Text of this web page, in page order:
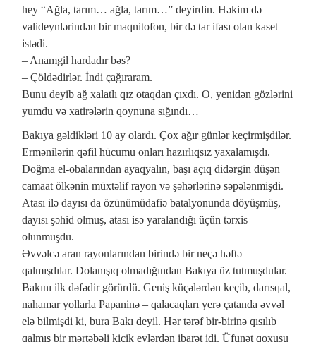
hey “Ağla, tarım… ağla, tarım…” deyirdin. Həkim də
valideynlərindən bir maqnitofon, bir də tar ifası olan kaset
istədi.
– Anamgil hardadır bəs?
– Çöldədirlər. İndi çağıraram.
Bunu deyib ağ xalatlı qız otaqdan çıxdı. O, yenidən gözlərini
yumdu və xatirələrin qoynuna sığındı…
Bakıya gəldikləri 10 ay olardı. Çox ağır günlər keçirmişdilər.
Ermənilərin qəfil hücumu onları hazırlıqsız yaxalamışdı.
Doğma el-obalarından ayaqyalın, başı açıq didərgin düşən
camaat ölkənin müxtəlif rayon və şəhərlərinə səpələnmişdi.
Atası ilə dayısı da özünümüdafiə batalyonunda döyüşmüş,
dayısı şəhid olmuş, atası isə yaralandığı üçün tərxis
olunmuşdu.
Əvvəlcə aran rayonlarından birində bir neçə həftə
qalmışdılar. Dolanışıq olmadığından Bakıya üz tutmuşdular.
Bakını ilk dəfədir görürdü. Geniş küçələrdən keçib, darısqal,
nahamar yollarla Papaninə – qalacaqları yerə çatanda əvvəl
elə bilmişdi ki, bura Bakı deyil. Hər tərəf bir-birinə qısılıb
qalmış bir mərtəbəli kiçik evlərdən ibarət idi. Üfunət qoxusu